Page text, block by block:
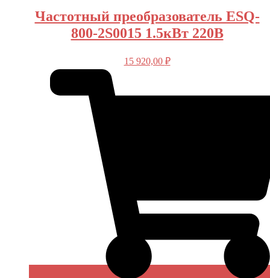
Частотный преобразователь ESQ-
800-2S0015 1.5кВт 220В
15 920,00 ₽